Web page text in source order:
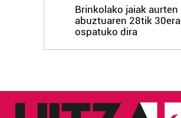
Brinkolako jaiak aurten
abuztuaren 28tik 30era
ospatuko dira